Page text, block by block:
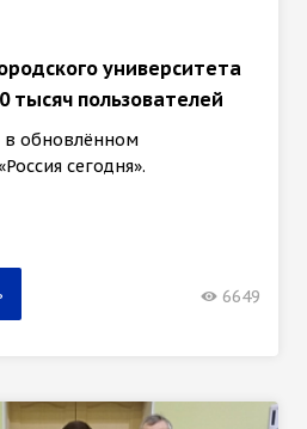
университета
тысяч пользователей
в обновлённом
сегодня».
6649